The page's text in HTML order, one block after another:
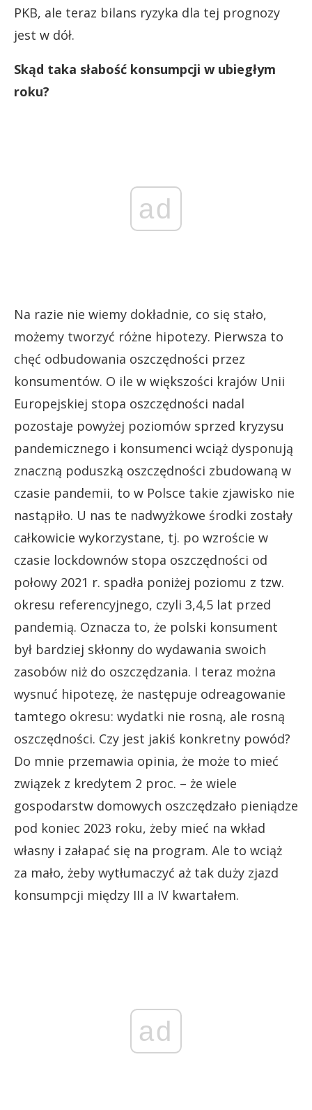
PKB, ale teraz bilans ryzyka dla tej prognozy
jest w dół.
Skąd taka słabość konsumpcji w ubiegłym
roku?
ad
Na razie nie wiemy dokładnie, co się stało,
możemy tworzyć różne hipotezy. Pierwsza to
chęć odbudowania oszczędności przez
konsumentów. O ile w większości krajów Unii
Europejskiej stopa oszczędności nadal
pozostaje powyżej poziomów sprzed kryzysu
pandemicznego i konsumenci wciąż dysponują
znaczną poduszką oszczędności zbudowaną w
czasie pandemii, to w Polsce takie zjawisko nie
nastąpiło. U nas te nadwyżkowe środki zostały
całkowicie wykorzystane, tj. po wzroście w
czasie lockdownów stopa oszczędności od
połowy 2021 r. spadła poniżej poziomu z tzw.
okresu referencyjnego, czyli 3,4,5 lat przed
pandemią. Oznacza to, że polski konsument
był bardziej skłonny do wydawania swoich
zasobów niż do oszczędzania. I teraz można
wysnuć hipotezę, że następuje odreagowanie
tamtego okresu: wydatki nie rosną, ale rosną
oszczędności. Czy jest jakiś konkretny powód?
Do mnie przemawia opinia, że może to mieć
związek z kredytem 2 proc. – że wiele
gospodarstw domowych oszczędzało pieniądze
pod koniec 2023 roku, żeby mieć na wkład
własny i załapać się na program. Ale to wciąż
za mało, żeby wytłumaczyć aż tak duży zjazd
konsumpcji między III a IV kwartałem.
ad